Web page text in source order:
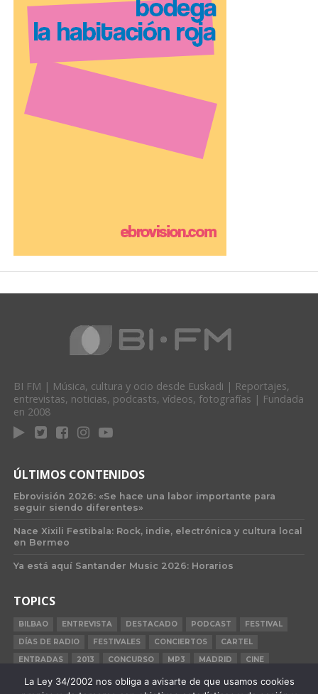
BI FM | Música, cultura y ocio desde Euskadi | Reportajes,
entrevistas, noticias, podcasts, vídeos, fotografías | Fundada
en 2008
ÚLTIMOS CONTENIDOS
Ebrovisión 2026: «Se hace una labor importante para
seguir siendo diferentes»
Nace Xixili Festibala: Rock, indie, electrónica y cultura local
en Bermeo
Ya está aquí Santander Music 2026: Horarios
TOPICS
BILBAO ENTREVISTA DESTACADO PODCAST
FESTIVAL
DÍAS DE RADIO
FESTIVALES CONCIERTOS
CARTEL
ENTRADAS
2013 CONCURSO MP3 MADRID
CINE
BILBAO BBK LIVE
BARCELONA CARNE CRUDA
CRÓNICA
La Ley 34/2002 nos obliga a avisarte de que usamos cookies